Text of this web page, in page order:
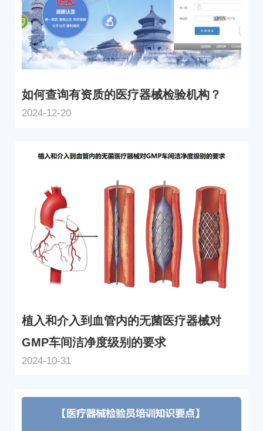
如何查询有资质的医疗器械检验机构？
2024-12-20
植入和介入到血管内的无菌医疗器械对
GMP车间洁净度级别的要求
2024-10-31